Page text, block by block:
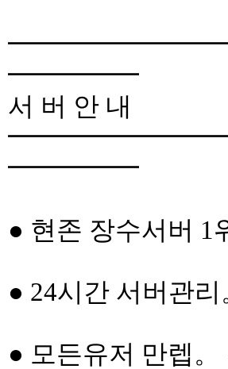
━━━━━
서 버 안 내
━━━━━
● 현존 장수서버 1
● 24시간 서버관
● 모든유저 만렙